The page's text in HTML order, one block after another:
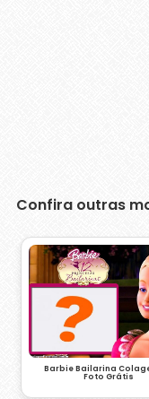
Confira outras
Barbie Bailarina
Foto Grátis